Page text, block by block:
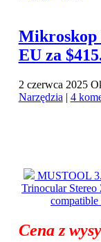
Mikroskop
EU za
2 czerwca 2025
Narzędzia | 4
MUSTOOL
Trinocular
Cena z